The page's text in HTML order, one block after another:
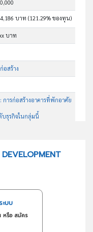
บาท (121.29% ของทุน)
บาท
อสร้าง
การก่อสร้างอาคารที่พักอาศัย
บธุรกิจในกลุ่มนี้
บบ
หรือ สมัคร